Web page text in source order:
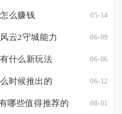
么赚钱 05-14
云2守城能力 06-09
什么新玩法 06-06
时候推出的 06-12
哪些值得推荐的 08-01